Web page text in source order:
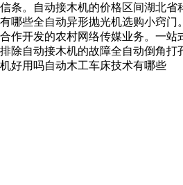
。自动接木机的价格区间湖北省
些全自动异形抛光机选购小窍门
开发的农村网络传媒业务。一
自动接木机的故障全自动倒角
好用吗自动木工车床技术有哪些